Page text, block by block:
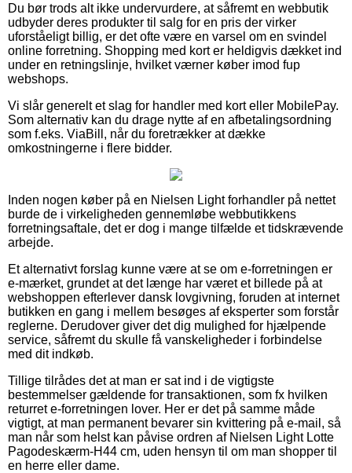
Du bør trods alt ikke undervurdere, at såfremt en webbutik
udbyder deres produkter til salg for en pris der virker
uforståeligt billig, er det ofte være en varsel om en svindel
online forretning. Shopping med kort er heldigvis dækket ind
under en retningslinje, hvilket værner køber imod fup
webshops.
Vi slår generelt et slag for handler med kort eller MobilePay.
Som alternativ kan du drage nytte af en afbetalingsordning
som f.eks. ViaBill, når du foretrækker at dække
omkostningerne i flere bidder.
Inden nogen køber på en Nielsen Light forhandler på nettet
burde de i virkeligheden gennemløbe webbutikkens
forretningsaftale, det er dog i mange tilfælde et tidskrævende
arbejde.
Et alternativt forslag kunne være at se om e-forretningen er
e-mærket, grundet at det længe har været et billede på at
webshoppen efterlever dansk lovgivning, foruden at internet
butikken en gang i mellem besøges af eksperter som forstår
reglerne. Derudover giver det dig mulighed for hjælpende
service, såfremt du skulle få vanskeligheder i forbindelse
med dit indkøb.
Tillige tilrådes det at man er sat ind i de vigtigste
bestemmelser gældende for transaktionen, som fx hvilken
returret e-forretningen lover. Her er det på samme måde
vigtigt, at man permanent bevarer sin kvittering på e-mail, så
man når som helst kan påvise ordren af Nielsen Light Lotte
Pagodeskærm-H44 cm, uden hensyn til om man shopper til
en herre eller dame.